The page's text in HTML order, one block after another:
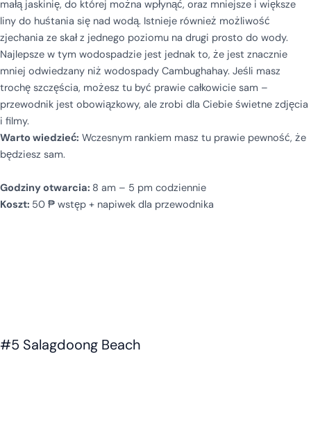
małą jaskinię, do której można wpłynąć, oraz mniejsze i większe
liny do huśtania się nad wodą. Istnieje również możliwość
zjechania ze skał z jednego poziomu na drugi prosto do wody.
Najlepsze w tym wodospadzie jest jednak to, że jest znacznie
mniej odwiedzany niż wodospady Cambughahay. Jeśli masz
trochę szczęścia, możesz tu być prawie całkowicie sam –
przewodnik jest obowiązkowy, ale zrobi dla Ciebie świetne zdjęcia
i filmy.
Warto wiedzieć: Wczesnym rankiem masz tu prawie pewność, że
będziesz sam.
Godziny otwarcia: 8 am – 5 pm codziennie
Koszt: 50 ₱ wstęp + napiwek dla przewodnika
#5 Salagdoong Beach